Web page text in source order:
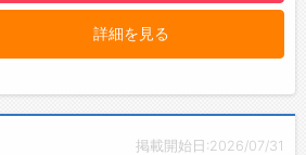
のご応募お待ちしております。
詳細を見る
掲載開始日:2026/07/31